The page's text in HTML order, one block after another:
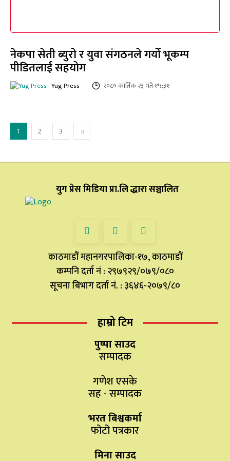
नेकपा सेती ब्युरो र युवा संगठनले गर्यो भूकम्प
पीडितलाई सहयोग
Yug Press २०८० कार्तिक २३ गते १५:३१
1 2 3
युग प्रेस मिडिया प्रा.लि द्धारा सञ्चालित
काठमाडौं महानगरपालिका-१७, काठमाडौं
कम्पनि दर्ता नं : २९७९२९/०७९/०८०
सूचना बिभाग दर्ता नं. : ३६४६-२०७९/८०
हाम्रो टिम
पुष्पा साउद
सम्पादक
गणेश एसके
सह - सम्पादक
भरत बिश्वकर्मा
फोटो पत्रकार
मिना साउद